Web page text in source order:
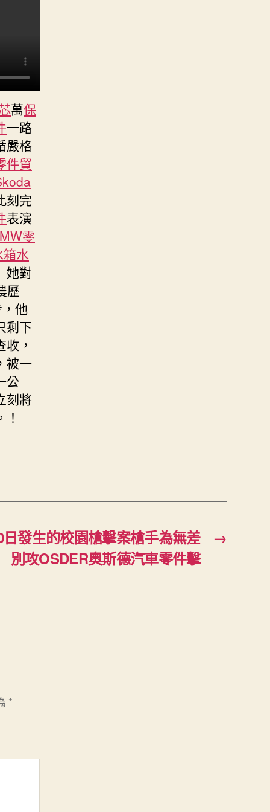
萬保
一路
嚴格
件貿
刻完
表演
零
箱水
她對
歷
他
剩下
，
被一
公
刻將
→
發生的校園槍擊案槍手為無差
別攻OSDER奧斯德汽車零件擊
*